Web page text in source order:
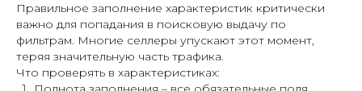
Правильное заполнение характеристик критически
важно для попадания в поисковую выдачу по
фильтрам. Многие селлеры упускают этот момент,
теряя значительную часть трафика.
Что проверять в характеристиках: